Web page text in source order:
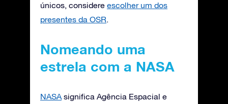
únicos, considere escolher um dos
presentes da OSR.
Nomeando uma
estrela com a NASA
NASA significa Agência Espacial e